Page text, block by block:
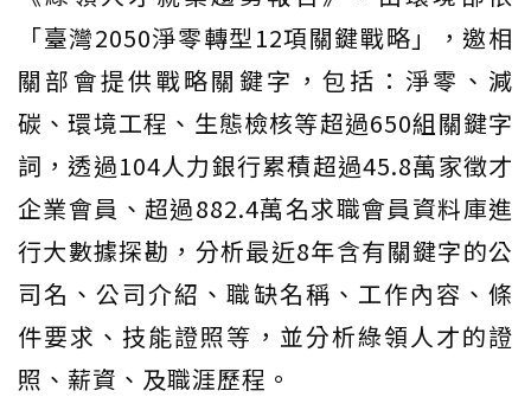
「臺灣2050淨零轉型12項關鍵戰略」，邀相
關部會提供戰略關鍵字，包括：淨零、減
碳、環境工程、生態檢核等超過650組關鍵字
詞，透過104人力銀行累積超過45.8萬家徵才
企業會員、超過882.4萬名求職會員資料庫進
行大數據探勘，分析最近8年含有關鍵字的公
司名、公司介紹、職缺名稱、工作內容、條
件要求、技能證照等，並分析綠領人才的證
照、薪資、及職涯歷程。